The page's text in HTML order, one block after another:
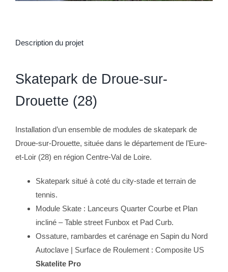
Description du projet
Skatepark de Droue-sur-
Drouette (28)
Installation d’un ensemble de modules de skatepark de
Droue-sur-Drouette, située dans le département de l’Eure-
et-Loir (28) en région Centre-Val de Loire.
Skatepark situé à coté du city-stade et terrain de
tennis.
Module Skate : Lanceurs Quarter Courbe et Plan
incliné – Table street Funbox et Pad Curb.
Ossature, rambardes et carénage en Sapin du Nord
Autoclave | Surface de Roulement : Composite US
Skatelite Pro